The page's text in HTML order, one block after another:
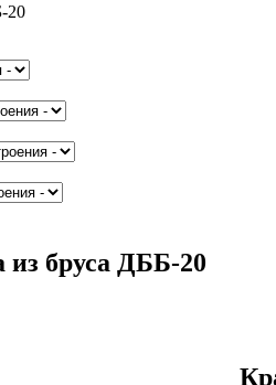
20
из бруса ДББ-20